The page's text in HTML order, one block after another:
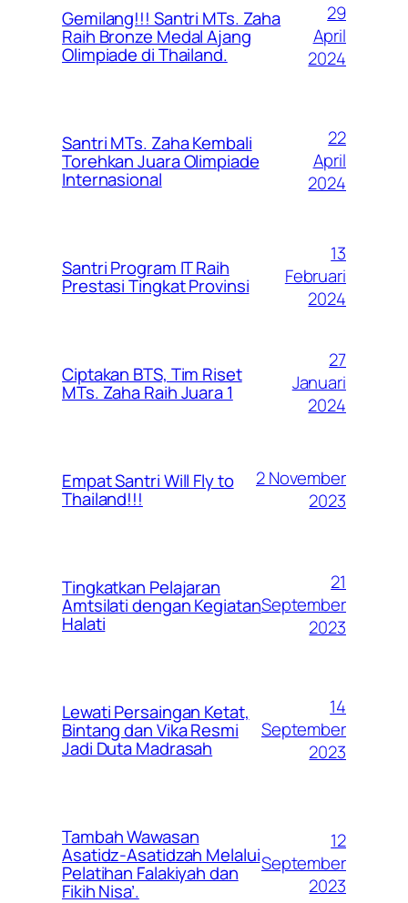
Gemilang!!! Santri MTs. Zaha
Raih Bronze Medal Ajang
Olimpiade di Thailand.
29
April
2024
Santri MTs. Zaha Kembali
Torehkan Juara Olimpiade
Internasional
22
April
2024
Santri Program IT Raih
Prestasi Tingkat Provinsi
13
Februari
2024
Ciptakan BTS, Tim Riset
MTs. Zaha Raih Juara 1
27
Januari
2024
Empat Santri Will Fly to
Thailand!!!
2 November
2023
Tingkatkan Pelajaran
Amtsilati dengan Kegiatan
Halati
21
September
2023
Lewati Persaingan Ketat,
Bintang dan Vika Resmi
Jadi Duta Madrasah
14
September
2023
Tambah Wawasan
Asatidz-Asatidzah Melalui
Pelatihan Falakiyah dan
Fikih Nisa’.
12
September
2023